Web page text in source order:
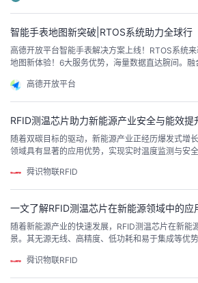
的动力元件。钛丝驱动技术（nitidrivetech）目前
智能手表地图新突破|RTOS系统助力全球行
高德开放平台智能手表解决方案上线！RTOS系统
地图新体验！6大服务优势，海量数据直达腕间。融
造智能穿戴生态。
高德开放平台
RFID测温芯片助力新能源产业安全与能效提
随着双碳目标的驱动，新能源产业正经历爆发式增
领域具有显著的应用优势，实现实时温度监测与安
舜识物联RFID
一文了解RFID测温芯片在新能源领域中的应
随着新能源产业的快速发展，RFID测温芯片在新能
景。其无源无线、高精度、低功耗和易于集成等优
术。 舜识物联RFID